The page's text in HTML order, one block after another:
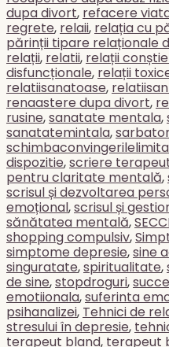
dupa divort, refacere
regrete, relaii, relația cu
părinții tipare relaționale
relații, relatii, relații
disfuncționale, relații
relatiisanatoase,
renaastere dupa divort,
rusine,sanatate mentala,
sanatatemintala,
dispozitie,scriere
pentru claritate mentală,
scrisul și dezvoltarea
emoțional,scrisul și
sănătatea mentală,
shopping compulsiv,
simptome depresie,sine
singuratate,spiritualitate,
de sine,stopdroguri,
emotiionala,suferinta
psihanalizei, Tehnici de
stresului în depresie,
terapeut bland, terapeut